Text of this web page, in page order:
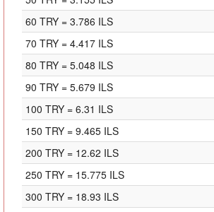
60 TRY = 3.786 ILS
70 TRY = 4.417 ILS
80 TRY = 5.048 ILS
90 TRY = 5.679 ILS
100 TRY = 6.31 ILS
150 TRY = 9.465 ILS
200 TRY = 12.62 ILS
250 TRY = 15.775 ILS
300 TRY = 18.93 ILS